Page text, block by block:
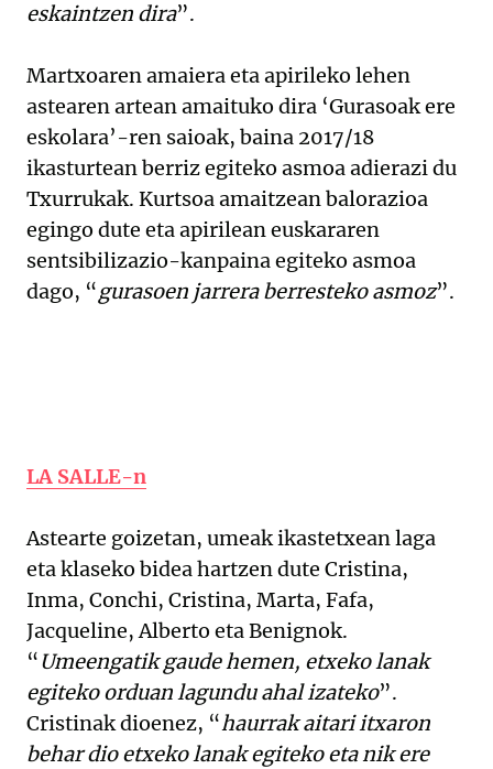
eskaintzen dira”.
Martxoaren amaiera eta apirileko lehen
astearen artean amaituko dira ‘Gurasoak ere
eskolara’-ren saioak, baina 2017/18
ikasturtean berriz egiteko asmoa adierazi du
Txurrukak. Kurtsoa amaitzean balorazioa
egingo dute eta apirilean euskararen
sentsibilizazio-kanpaina egiteko asmoa
dago, “gurasoen jarrera berresteko asmoz”.
LA SALLE-n
Astearte goizetan, umeak ikastetxean laga
eta klaseko bidea hartzen dute Cristina,
Inma, Conchi, Cristina, Marta, Fafa,
Jacqueline, Alberto eta Benignok.
“Umeengatik gaude hemen, etxeko lanak
egiteko orduan lagundu ahal izateko”.
Cristinak dioenez, “haurrak aitari itxaron
behar dio etxeko lanak egiteko eta nik ere